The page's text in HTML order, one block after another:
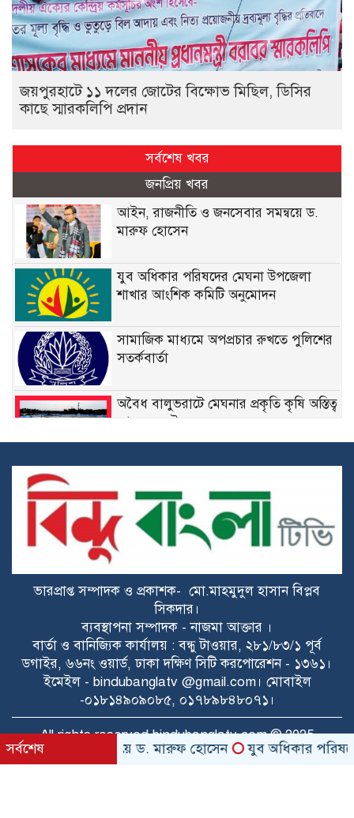
জয়পুরহাটে ১১ দলের জোটের বিক্ষোভ মিছিল, ডিসির
কাছে স্মারকলিপি প্রদান
সর্বশেষ খবর
জনপ্রিয় খবর
আইন, রাজনীতি ও জনসেবার সমন্বয়ে ড.
মারুফ হোসেন
যুব অধিকার পরিষদের মেঘনা উপজেলা
শাখার আংশিক কমিটি অনুমোদন
সামাজিক মাধ্যমে অপপ্রচার রুখতে পুলিশের
সতর্কবার্তা
অবৈধ বালুভরাটে মেঘনার প্রকৃতি কৃষি অস্তিত্ব
আজ সংকটে
দায়িত্বে নিষ্ঠা, সাফল্যে স্বীকৃতি: মেঘনা থানার
দাউদকান্দি-মেঘনায় অতিরিক্ত ৫ মেগাওয়াট
বিদ্যুৎ বরাদ্দ করেছেন ড. খন্দকার মারুফ
রাইপাড়ার জনপ্রিয় সাবেক মেম্বার ফিরোজ
খানের প্রথম মৃত্যুবার্ষিকী আজ
জয়পুরহাটে ১১ দলের জোটের বিক্ষোভ
মিছিল, ডিসির কাছে স্মারকলিপি প্রদান
মেঘনায় বিশ্ব মাতৃদুগ্ধ সপ্তাহ উপলক্ষে
সচেতনতামূলক কর্মসূচি
ভারপ্রাপ্ত সম্পাদক ও প্রকাশক- মো.মাহমুদুল হাসান বিপ্লব
সিকদার।
ব্যবস্থাপনা সম্পাদক - নাজমা আক্তার ।
বার্তা ও বানিজ্যিক কার্যালয় : বন্ধু টাওয়ার, ২৮১/৮৩/১ পূর্ব
ডগাইর, ৬৬নং ওয়ার্ড, ঢাকা দক্ষিণ সিটি করপোরেশন - ১৩৬১।
ইমেইল - bindubanglatv @gmail.com। মোবাইল
-০১৮১৪৯০৯০৮৫, ০১৭৮৯৮৪৮০৭১।
All rights reserved bindubanglatv.com © 2025
সর্বশেষ
জনসেবার সমন্বয়ে ড. মারুফ হোসেন যুব অধিকার পরিষদের